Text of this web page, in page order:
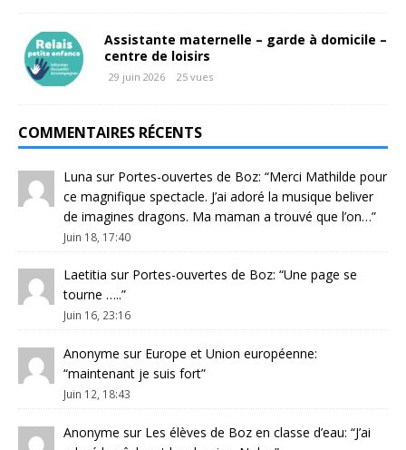
Assistante maternelle – garde à domicile –
centre de loisirs
29 juin 2026 25 vues
COMMENTAIRES RÉCENTS
Luna sur Portes-ouvertes de Boz: “Merci Mathilde pour
ce magnifique spectacle. J’ai adoré la musique beliver
de imagines dragons. Ma maman a trouvé que l’on…”
Juin 18, 17:40
Laetitia sur Portes-ouvertes de Boz: “Une page se
tourne …..”
Juin 16, 23:16
Anonyme sur Europe et Union européenne:
“maintenant je suis fort”
Juin 12, 18:43
Anonyme sur Les élèves de Boz en classe d’eau: “J’ai